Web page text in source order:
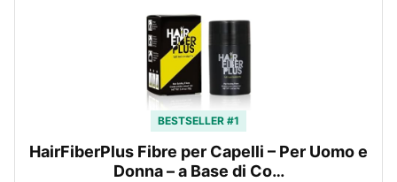
BESTSELLER #1
HairFiberPlus Fibre per Capelli – Per Uomo e
Donna – a Base di Co…